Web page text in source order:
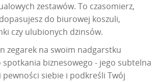
zestawów. To czasomierz,
do biurowej koszuli,
czy ulubionych dżinsów.
zegarek na swoim nadgarstku
spotkania biznesowego - jego subtelna
pewności siebie i podkreśli Twój